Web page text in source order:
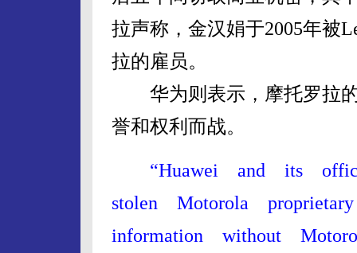
拉声称，金汉娟于2005年被
拉的雇员。
华为则表示，摩托罗拉的
誉和权利而战。
“Huawei and its
stolen Motorola
information without